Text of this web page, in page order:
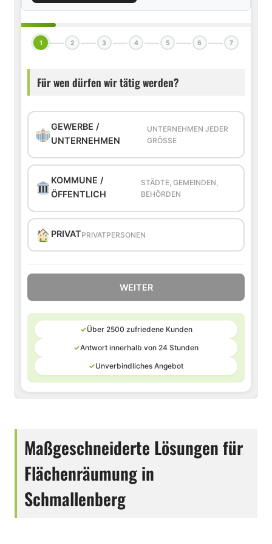
1 2 3 4 5 6 7
Für wen dürfen wir tätig werden?
GEWERBE /
UNTERNEHMEN
UNTERNEHMEN JEDER
GRÖSSE
KOMMUNE /
ÖFFENTLICH
STÄDTE, GEMEINDEN,
BEHÖRDEN
PRIVATPRIVATPERSONEN
WEITER
✓Über 2500 zufriedene Kunden
✓Antwort innerhalb von 24 Stunden
✓Unverbindliches Angebot
Maßgeschneiderte Lösungen für
Flächenräumung in
Schmallenberg